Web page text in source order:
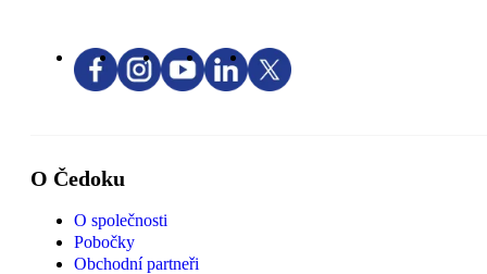
O Čedoku
O společnosti
Pobočky
Obchodní partneři